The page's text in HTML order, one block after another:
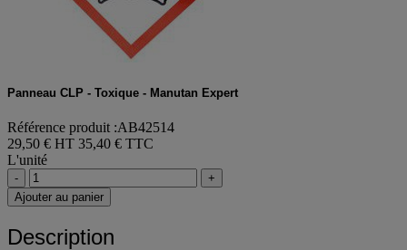
Panneau CLP - Toxique - Manutan Expert
Référence produit :AB42514
29,50 € HT 35,40 € TTC
L'unité
-
+
Ajouter au panier
Description